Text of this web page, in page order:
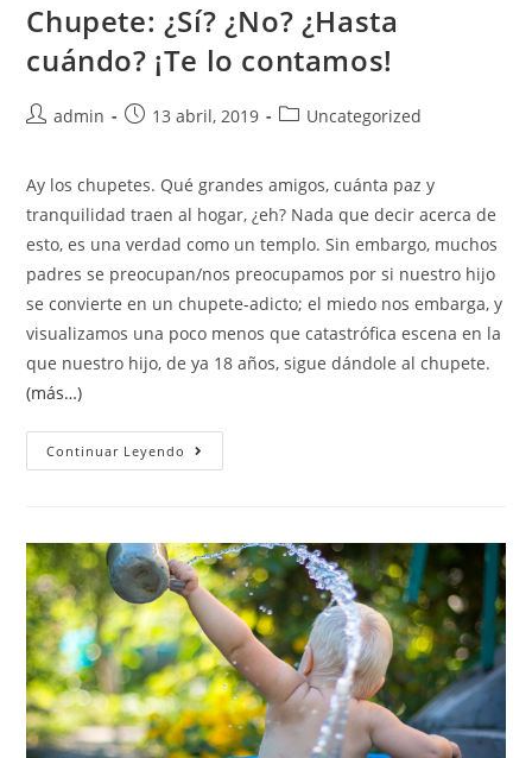
Chupete: ¿Sí? ¿No? ¿Hasta
cuándo? ¡Te lo contamos!
admin 13 abril, 2019 Uncategorized
Ay los chupetes. Qué grandes amigos, cuánta paz y
tranquilidad traen al hogar, ¿eh? Nada que decir acerca de
esto, es una verdad como un templo. Sin embargo, muchos
padres se preocupan/nos preocupamos por si nuestro hijo
se convierte en un chupete-adicto; el miedo nos embarga, y
visualizamos una poco menos que catastrófica escena en la
que nuestro hijo, de ya 18 años, sigue dándole al chupete.
(más…)
Continuar Leyendo